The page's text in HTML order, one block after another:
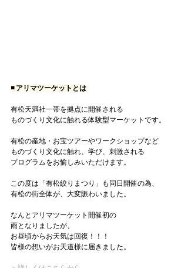
◾️ アリマツーケットとは
有松天満社一帯を拠点に開催される
ものづくり文化に触れる体験型マーケットです。
有松の産地・お宝ツアーやワークショップなど
ものづくり文化に触れ、学び、刺激される
プログラムをお愉しみいただけます。
この度は 「 有松絞りまつり」も同日開催の為、
有松の街全体が、大変賑わいました。
なんとアリマツーケット開催初の
雨となりましたが、
お昼頃からお天気は回復！！！
皆様の想いがお天道様に届きました。